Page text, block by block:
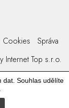
Cookies
Správa
Internet Top s.r.o.
Souhlas udělíte